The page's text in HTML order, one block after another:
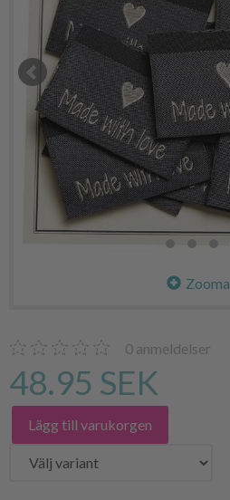
Zooma
0 anmeldelser
48.95 SEK
Lägg till varukorgen